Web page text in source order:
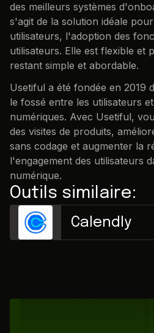
des meilleurs systèmes
s'agit de la solution idéale
utilisateurs, l'adoption des
utilisateurs. Elle est flexible et
restant simple et abordable.
Usetiful a été fondée en 2019
le fossé entre les utilisateurs
numériques. Avec Usetiful,
des visites de produits,
sans codage et augmenter la
l'engagement des utilisateurs
numérique.
Outils similaire:
Calendly